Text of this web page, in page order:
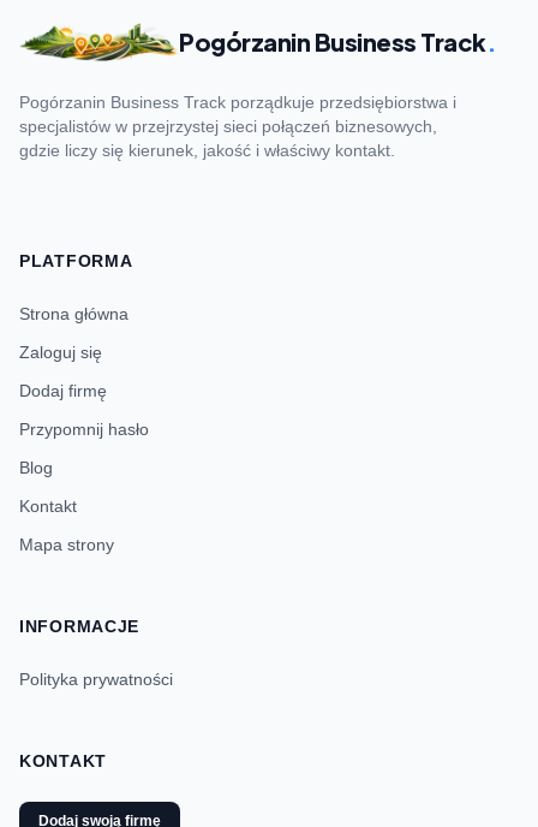
Pogórzanin Business Track.
Pogórzanin Business Track porządkuje przedsiębiorstwa i
specjalistów w przejrzystej sieci połączeń biznesowych,
gdzie liczy się kierunek, jakość i właściwy kontakt.
PLATFORMA
Strona główna
Zaloguj się
Dodaj firmę
Przypomnij hasło
Blog
Kontakt
Mapa strony
INFORMACJE
Polityka prywatności
KONTAKT
Dodaj swoją firmę